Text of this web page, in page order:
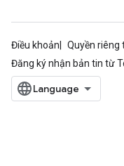
Điều khoản Quyền riêng
Đăng ký nhận bản tin từ